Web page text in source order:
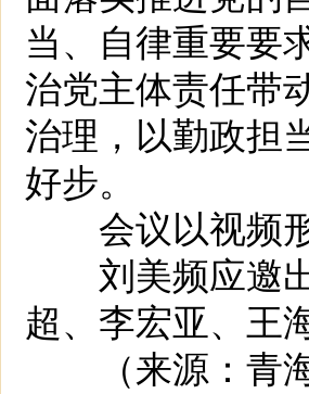
当、自律重要要
治党主体责任带
治理，以勤政担
好步。
会议以视频形
刘美频应邀出
超、李宏亚、王
（来源：青海